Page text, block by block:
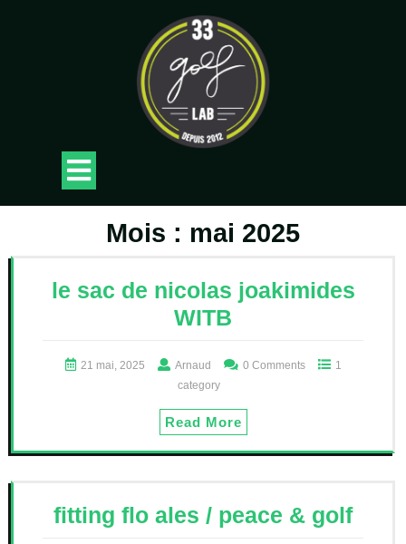
Button
Mois : mai 2025
le sac de nicolas joakimides
WITB
21 mai, 2025 Arnaud 0 Comments
1
category
Read More
fitting flo ales / peace & golf